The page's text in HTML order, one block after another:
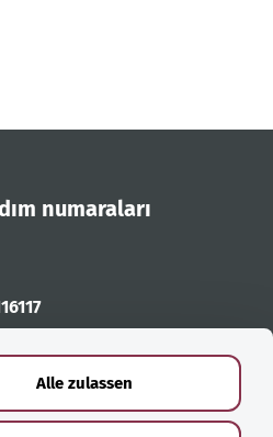
Alle zulassen
numaraları